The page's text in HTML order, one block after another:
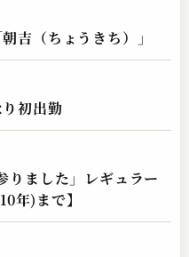
吉（ちょうきち）」
初出勤
ました」レギュラー
年)まで】